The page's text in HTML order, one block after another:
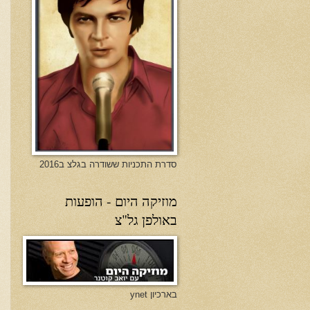
סדרת התכניות ששודרה בגלצ ב2016
מוזיקה היום - הופעות
באולפן גל"צ
בארכיון ynet